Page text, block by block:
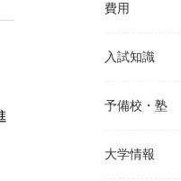
費用
入試知識
予備校・塾
大学情報